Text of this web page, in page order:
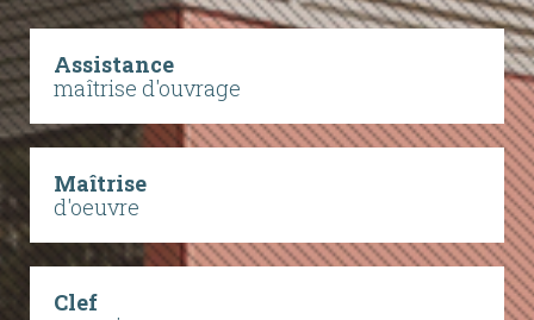
Assistance
maîtrise d'ouvrage
Maîtrise
d'oeuvre
Clef